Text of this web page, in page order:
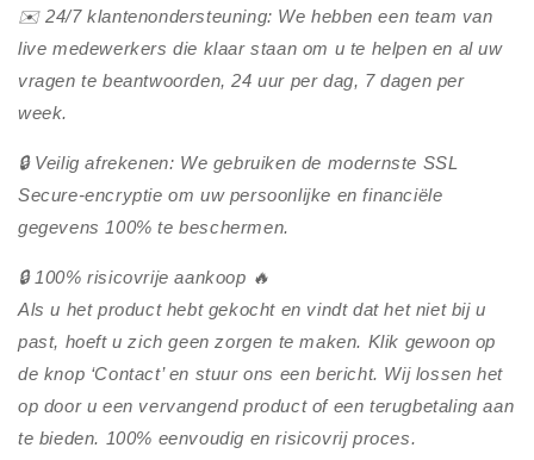
✉️ 24/7 klantenondersteuning: We hebben een team van
live medewerkers die klaar staan om u te helpen en al uw
vragen te beantwoorden, 24 uur per dag, 7 dagen per
week.
🔒 Veilig afrekenen: We gebruiken de modernste SSL
Secure-encryptie om uw persoonlijke en financiële
gegevens 100% te beschermen.
🔒 100% risicovrije aankoop 🔥
Als u het product hebt gekocht en vindt dat het niet bij u
past, hoeft u zich geen zorgen te maken. Klik gewoon op
de knop ‘Contact’ en stuur ons een bericht. Wij lossen het
op door u een vervangend product of een terugbetaling aan
te bieden. 100% eenvoudig en risicovrij proces.